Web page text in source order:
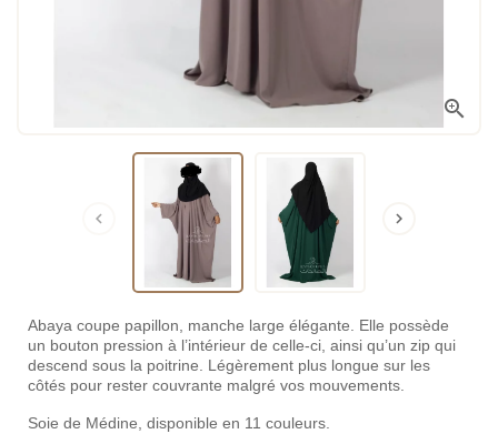

 
Abaya coupe papillon, manche large élégante. Elle possède
un bouton pression à l’intérieur de celle-ci, ainsi qu’un zip qui
descend sous la poitrine. Légèrement plus longue sur les
côtés pour rester couvrante malgré vos mouvements.
Soie de Médine, disponible en 11 couleurs.